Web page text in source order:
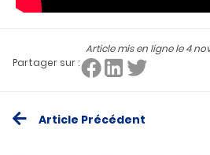
Article mis en ligne le 4
Partager sur :
Article Précédent